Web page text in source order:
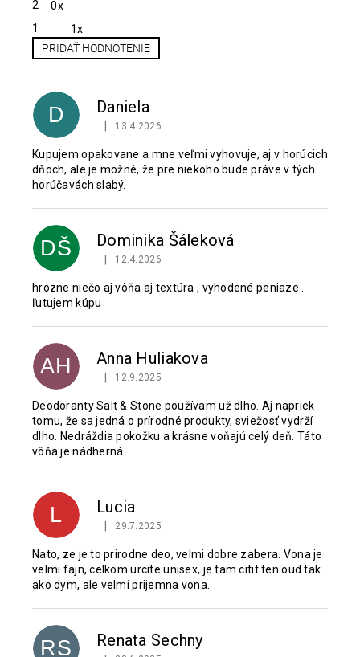
2
0x
1
1x
PRIDAŤ HODNOTENIE
p
i
h
o
d
n
o
t
e
n
í
D Daniela
Hodnotenie produktu je 4 z 5 hviezdičiek.
13.4.2026
Kupujem opakovane a mne veľmi vyhovuje, aj v horúcich
dňoch, ale je možné, že pre niekoho bude práve v tých
horúčavách slabý.
DŠ Dominika Šáleková
Hodnotenie produktu je 1 z 5 hviezdičiek.
12.4.2026
hrozne niečo aj vôňa aj textúra , vyhodené peniaze .
ľutujem kúpu
AH Anna Huliakova
Hodnotenie produktu je 5 z 5 hviezdičiek.
12.9.2025
Deodoranty Salt & Stone používam už dlho. Aj napriek
tomu, že sa jedná o prírodné produkty, sviežosť vydrží
dlho. Nedráždia pokožku a krásne voňajú celý deň. Táto
vôňa je nádherná.
L Lucia
Hodnotenie produktu je 4 z 5 hviezdičiek.
29.7.2025
Nato, ze je to prirodne deo, velmi dobre zabera. Vona je
velmi fajn, celkom urcite unisex, je tam citit ten oud tak
ako dym, ale velmi prijemna vona.
RS Renata Sechny